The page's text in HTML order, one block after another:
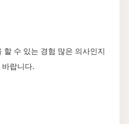
할 수 있는 경험 많은 의사인지
랍니다.